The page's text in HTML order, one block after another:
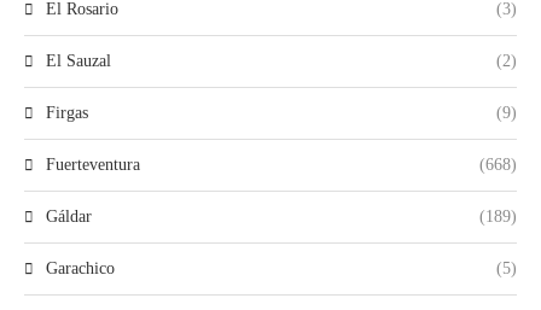
El Rosario (3)
El Sauzal (2)
Firgas (9)
Fuerteventura (668)
Gáldar (189)
Garachico (5)